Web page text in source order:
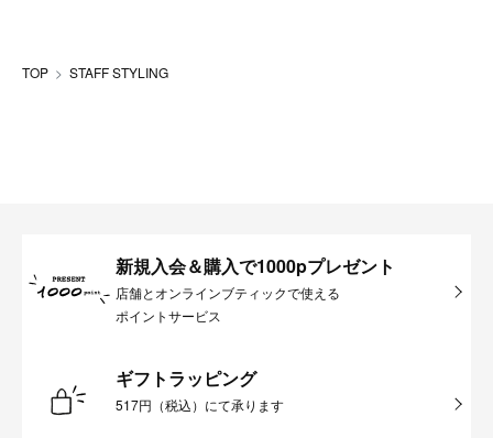
TOP STAFF STYLING
新規入会＆購入で1000pプレゼント
店舗とオンラインブティックで使える
ポイントサービス
ギフトラッピング
517円（税込）にて承ります